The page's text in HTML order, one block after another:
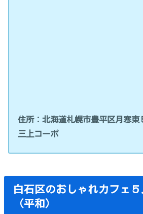
住所：北海道札幌市豊平区月寒東
三上コーポ
白石区のおしゃれカフェ
（平和）